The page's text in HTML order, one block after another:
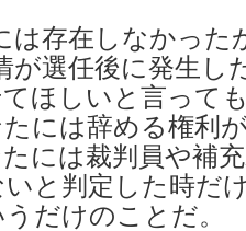
は存在しなかった
が選任後に発生し
ほしいと言って
には辞める権利
には裁判員や補
と判定した時だ
だけのことだ。